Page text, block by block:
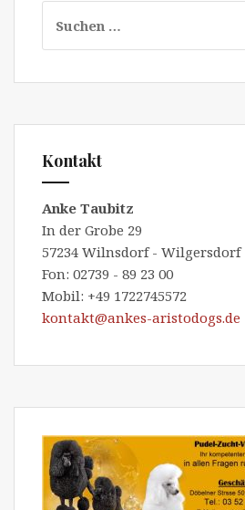
nach:
Kontakt
Anke Taubitz
In der Grobe 29
57234 Wilnsdorf - Wilgersdorf
Fon: 02739 - 89 23 00
Mobil: +49 1722745572
kontakt@ankes-aristodogs.de